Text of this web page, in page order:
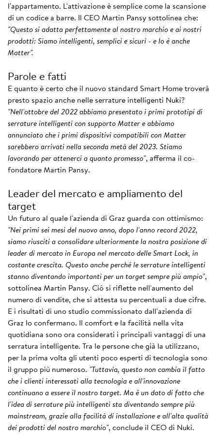
l'appartamento. L'attivazione è semplice come la scansione
di un codice a barre. Il CEO Martin Pansy sottolinea che:
"Questo si adatta perfettamente al nostro marchio e ai nostri
prodotti: Siamo intelligenti, semplici e sicuri - e lo è anche
Matter".
Parole e fatti
E quanto è certo che il nuovo standard Smart Home troverà
presto spazio anche nelle serrature intelligenti Nuki?
"Nell'ottobre del 2022 abbiamo presentato i primi prototipi di
serrature intelligenti con supporto Matter e abbiamo
annunciato che i primi dispositivi compatibili con Matter
sarebbero arrivati nella seconda metà del 2023. Stiamo
lavorando per attenerci a quanto promesso", afferma il co-
fondatore Martin Pansy.
Leader del mercato e ampliamento del
target
Un futuro al quale l'azienda di Graz guarda con ottimismo:
"Nei primi sei mesi del nuovo anno, dopo l'anno record 2022,
siamo riusciti a consolidare ulteriormente la nostra posizione di
leader di mercato in Europa nel mercato delle Smart Lock, in
costante crescita. Questo anche perché le serrature intelligenti
stanno diventando importanti per un target sempre più ampio",
sottolinea Martin Pansy. Ciò si riflette nell'aumento del
numero di vendite, che si attesta su percentuali a due cifre.
E i risultati di uno studio commissionato dall'azienda di
Graz lo confermano. Il comfort e la facilità nella vita
quotidiana sono ora considerati i principali vantaggi di una
serratura intelligente. Tra le persone che già la utilizzano,
per la prima volta gli utenti poco esperti di tecnologia sono
il gruppo più numeroso. "Tuttavia, questo non cambia il fatto
che i clienti interessati alla tecnologia e all'innovazione
continuano a essere il nostro target. Ma è un dato di fatto che
l'idea di serrature più intelligenti sta diventando sempre più
mainstream, grazie alla facilità di installazione e all'alta qualità
dei prodotti del nostro marchio", conclude il CEO di Nuki.